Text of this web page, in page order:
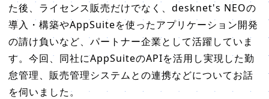
た後、ライセンス販売だけでなく、desknet's NEOの
導入・構築やAppSuiteを使ったアプリケーション開発
の請け負いなど、パートナー企業として活躍していま
す。今回、同社にAppSuiteのAPIを活用し実現した勤
怠管理、販売管理システムとの連携などについてお話
を伺いました。